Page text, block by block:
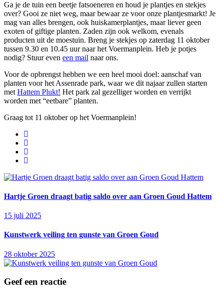
Ga je de tuin een beetje fatsoeneren en houd je plantjes en stekjes
over? Gooi ze niet weg, maar bewaar ze voor onze plantjesmarkt! Je
mag van alles brengen, ook huiskamerplantjes, maar liever geen
exoten of giftige planten. Zaden zijn ook welkom, evenals
producten uit de moestuin. Breng je stekjes op zaterdag 11 oktober
tussen 9.30 en 10.45 uur naar het Voermanplein. Heb je potjes
nodig? Stuur even een mail naar ons.
Voor de opbrengst hebben we een heel mooi doel: aanschaf van
planten voor het Assenrade park, waar we dit najaar zullen starten
met Hattem Plukt! Het park zal gezelliger worden en verrijkt
worden met “eetbare” planten.
Graag tot 11 oktober op het Voermanplein!
Hartje Groen draagt batig saldo over aan Groen Goud Hattem
15 juli 2025
Kunstwerk veiling ten gunste van Groen Goud
28 oktober 2025
Geef een reactie